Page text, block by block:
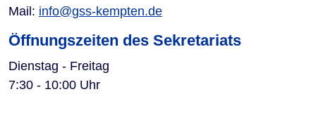
Mail: info@gss-kempten.de
Öffnungszeiten des Sekretariats
Dienstag - Freitag
7:30 - 10:00 Uhr